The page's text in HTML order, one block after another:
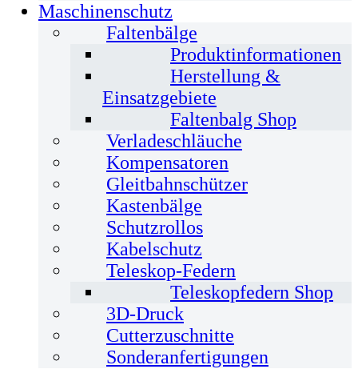
Maschinenschutz
Faltenbälge
Produktinformationen
Herstellung &
Einsatzgebiete
Faltenbalg Shop
Verladeschläuche
Kompensatoren
Gleitbahnschützer
Kastenbälge
Schutzrollos
Kabelschutz
Teleskop-Federn
Teleskopfedern Shop
3D-Druck
Cutterzuschnitte
Sonderanfertigungen